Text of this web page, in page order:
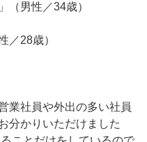
（男性／34歳）
／28歳）
業社員や外出の多い社員
分かりいただけました